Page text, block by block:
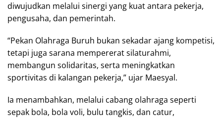
diwujudkan melalui sinergi yang kuat antara pekerja,
pengusaha, dan pemerintah.
“Pekan Olahraga Buruh bukan sekadar ajang kompetisi,
tetapi juga sarana mempererat silaturahmi,
membangun solidaritas, serta meningkatkan
sportivitas di kalangan pekerja,” ujar Maesyal.
Ia menambahkan, melalui cabang olahraga seperti
sepak bola, bola voli, bulu tangkis, dan catur,